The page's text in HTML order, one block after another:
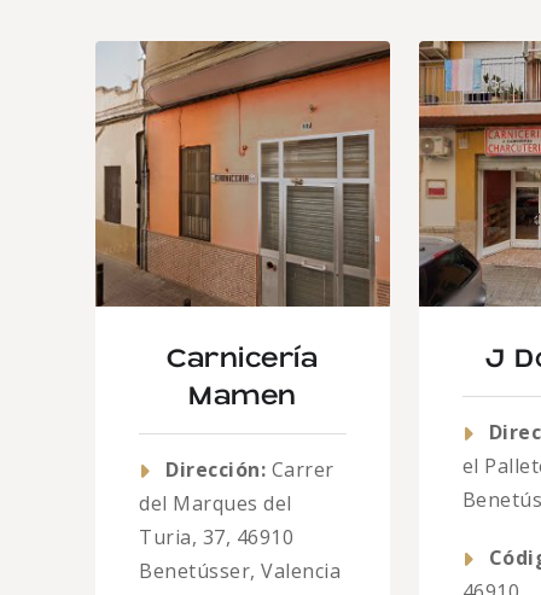
Carnicería
Mamen
Dirección: Carrer
del Marques del
Turia, 37, 46910
Benetússer, Valencia
J
el